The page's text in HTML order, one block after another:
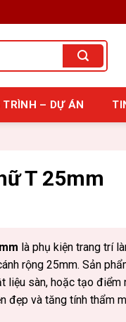
TRÌNH – DỰ ÁN
T 25mm
là phụ kiện trang trí
rộng 25mm. Sản
liệu sàn, hoặc tạo điểm
đẹp và tăng tính thẩm